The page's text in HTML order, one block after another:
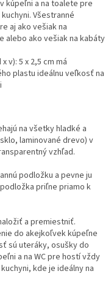
kúpeľni a na toalete pre
Všestranné
aj ako vešiak na
alebo ako vešiak na kabáty
v): 5 x 2,5 cm má
plastu ideálnu veľkosť na
na všetky hladké a
laminované drevo) v
vzhľad.
podložku a pevne ju
priľne priamo k
a premiestniť.
do akejkoľvek kúpeľne
sú uteráky, osušky do
a na WC pre hostí vždy
kde je ideálny na